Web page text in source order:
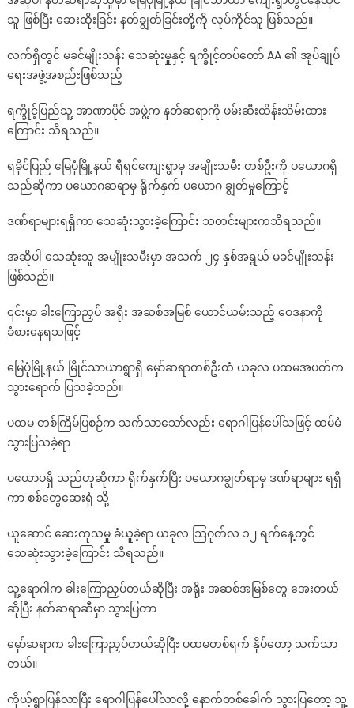
သူ ဖြစ်ပြီး ဆေးထိုးခြင်း နတ်ချွတ်ခြင်းတို့ကို လုပ်ကိုင်သူ ဖြစ်သည်။
လက်ရှိတွင် မခင်မျိုးသန်း သေဆုံးမှုနှင့် ရက္ခိုင့်တပ်တော် AA ၏ အုပ်ချုပ်
ရေးအဖွဲ့အစည်းဖြစ်သည့်
ရက္ခိုင့်ပြည်သူ့ အာဏာပိုင် အဖွဲ့က နတ်ဆရာကို ဖမ်းဆီးထိန်းသိမ်းထား
ကြောင်း သိရသည်။
ရခိုင်ပြည် မြေပုံမြို့နယ် ရီရှင်ကျေးရွာမှ အမျိုးသမီး တစ်ဦးကို ပယောဂရှိ
သည်ဆိုကာ ပယောဂဆရာမှ ရိုက်နှက် ပယောဂ ချွတ်မှုကြောင့်
ဒဏ်ရာများရရှိကာ သေဆုံးသွားခဲ့ကြောင်း သတင်းများကသိရသည်။
အဆိုပါ သေဆုံးသူ အမျိုးသမီးမှာ အသက် ၂၄ နှစ်အရွယ် မခင်မျိုးသန်း
ဖြစ်သည်။
၎င်းမှာ ခါးကြောညှပ် အရိုး အဆစ်အမြစ် ယောင်ယမ်းသည့် ဝေဒနာကို
ခံစားနေရသဖြင့်
မြေပုံမြို့နယ် မြိုင်သာယာရွာရှိ မှော်ဆရာတစ်ဦးထံ ယခုလ ပထမအပတ်က
သွားရောက် ပြသခဲ့သည်။
ပထမ တစ်ကြိမ်ပြစဉ်က သက်သာသော်လည်း ရောဂါပြန်ပေါ်သဖြင့် ထမ်မံ
သွားပြသခဲ့ရာ
ပယောပရှိ သည်ဟုဆိုကာ ရိုက်နှက်ပြီး ပယောဂချွတ်ရာမှ ဒဏ်ရာများ ရရှိ
ကာ စစ်တွေဆေးရုံ သို့
ယူဆောင် ဆေးကုသမှု ခံယူခဲ့ရာ ယခုလ သြဂုတ်လ ၁၂ ရက်နေ့တွင်
သေဆုံးသွားခဲ့ကြောင်း သိရသည်။
သူ့ရောဂါက ခါးကြောညှပ်တယ်ဆိုပြီး အရိုး အဆစ်အမြစ်တွေ အေးတယ်
ဆိုပြီး နတ်ဆရာဆီမှာ သွားပြတာ
မှော်ဆရာက ခါးကြောညှပ်တယ်ဆိုပြီး ပထမတစ်ရက် နှိပ်တော့ သက်သာ
တယ်။
ကိုယ့်ရွာပြန်လာပြီး ရောဂါပြန်ပေါ်လာလို့ နောက်တစ်ခေါက် သွားပြတော့ သူ့